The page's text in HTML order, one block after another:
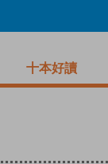
十本好讀